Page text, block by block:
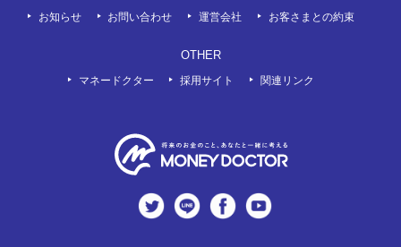
お知らせ お問い合わせ 運営会社 お客さまとの約束
OTHER
マネードクター 採用サイト 関連リンク
twitter LINE Facebook